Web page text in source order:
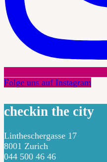
Folge uns auf Instagram
checkin the city
Lintheschergasse 17
8001 Zurich
044 500 46 46